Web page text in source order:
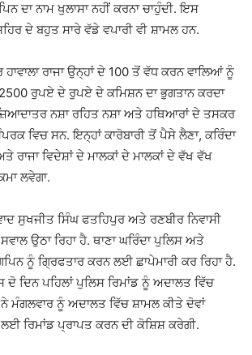
ਦਾ ਨਾਮ ਖੁਲਾਸਾ ਨਹੀਂ ਕਰਨਾ ਚਾਹੁੰਦੀ. ਇਸ
ਦੇ ਬਹੁਤ ਸਾਰੇ ਵੱਡੇ ਵਪਾਰੀ ਵੀ ਸ਼ਾਮਲ ਹਨ.
ਰਾਜਾ ਉਨ੍ਹਾਂ ਦੇ 100 ਤੋਂ ਵੱਧ ਕਰਨ ਵਾਲਿਆਂ ਨੂੰ
ਰੁਪਏ ਦੇ ਰੁਪਏ ਦੇ ਕਮਿਸ਼ਨ ਦਾ ਭੁਗਤਾਨ ਕਰਦਾ
ਨਸ਼ਾ ਰਹਿਤ ਨਸ਼ਾ ਅਤੇ ਹਥਿਆਰਾਂ ਦੇ ਤਸਕਰ
ਵਿਚ ਸਨ. ਇਨ੍ਹਾਂ ਕਾਰੋਬਾਰੀ ਤੋਂ ਪੈਸੇ ਲੈਣਾ, ਕਰਿੰਦਾ
ਰਾਜਾ ਵਿਦੇਸ਼ਾਂ ਦੇ ਮਾਲਕਾਂ ਦੇ ਮਾਲਕਾਂ ਦੇ ਵੱਖ ਵੱਖ
ਲਵੇਗਾ.
ਸੁਖਜੀਤ ਸਿੰਘ ਫਤਹਿਪੁਰ ਅਤੇ ਰਣਬੀਰ ਨਿਵਾਸੀ
ਉਠਾ ਰਿਹਾ ਹੈ. ਥਾਣਾ ਘਰਿੰਦਾ ਪੁਲਿਸ ਅਤੇ
ਨੂੰ ਗ੍ਰਿਫਤਾਰ ਕਰਨ ਲਈ ਛਾਪੇਮਾਰੀ ਕਰ ਰਿਹਾ ਹੈ.
ਦੋ ਦਿਨ ਪਹਿਲਾਂ ਪੁਲਿਸ ਰਿਮਾਂਡ ਨੂੰ ਅਦਾਲਤ ਵਿੱਚ
ਮੰਗਲਵਾਰ ਨੂੰ ਅਦਾਲਤ ਵਿੱਚ ਸ਼ਾਮਲ ਕੀਤੇ ਦੋਵਾਂ
ਰਿਮਾਂਡ ਪ੍ਰਾਪਤ ਕਰਨ ਦੀ ਕੋਸ਼ਿਸ਼ ਕਰੇਗੀ.